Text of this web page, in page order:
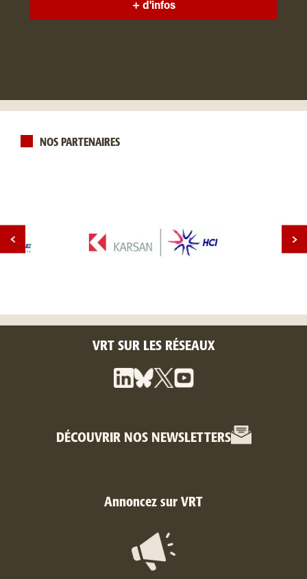
+ d'infos
NOS PARTENAIRES
VRT SUR LES RÉSEAUX
DÉCOUVRIR NOS NEWSLETTERS
Annoncez sur VRT